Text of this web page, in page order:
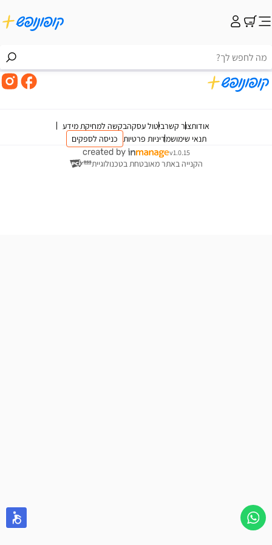
אודותצור קשרביטול עסקהבקשה למחיקת מידע
תנאי שימושמדיניות פרטיות כניסה לספקים
v1.0.15
הקנייה באתר מאובטחת בטכנולוגיית